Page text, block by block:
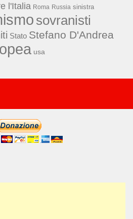
l'Italia Roma Russia sinistra
sovranisti
Stato Stefano D'Andrea
usa